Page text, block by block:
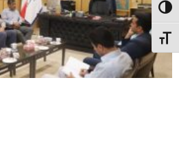
حالت کنتراست بالا
تنظیم اندازهٔ فونت